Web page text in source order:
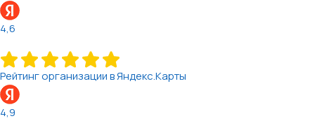
4,6
Рейтинг организации в Яндекс.Карты
4,9